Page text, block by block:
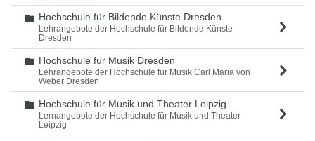
Ordner
Hochschule für Bildende Künste Dresden
Lehrangebote der Hochschule für Bildende Künste
Dresden
Ordner
Hochschule für Musik Dresden
Lehrangebote der Hochschule für Musik Carl Maria von
Weber Dresden
Ordner
Hochschule für Musik und Theater Leipzig
Lernangebote der Hochschule für Musik und Theater
Leipzig